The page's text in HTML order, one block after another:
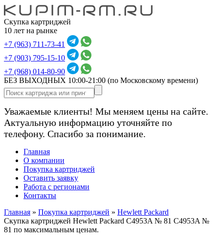
Скупка картриджей
10 лет на рынке
+7 (963) 711-73-41
+7 (903) 795-15-10
+7 (968) 014-80-90
БЕЗ ВЫХОДНЫХ 10:00-21:00 (по Московскому времени)
Уважаемые клиенты! Мы меняем цены на сайте.
Актуальную информацию уточняйте по
телефону. Спасибо за понимание.
Главная
О компании
Покупка картриджей
Оставить заявку
Работа с регионами
Контакты
Главная » Покупка картриджей » Hewlett Packard
Скупка картриджей Hewlett Packard C4953A № 81 C4953A №
81 по максимальным ценам.